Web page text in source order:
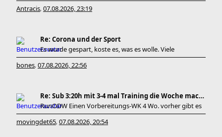
Antracis, 07.08.2026, 23:19
Re: Corona und der Sport
Es wurde gespart, koste es, was es wolle. Viele
bones, 07.08.2026, 22:56
Re: Sub 3:20h mit 3-4 mal Training die Woche machb
RunODW Einen Vorbereitungs-WK 4 Wo. vorher gibt es
movingdet65, 07.08.2026, 20:54